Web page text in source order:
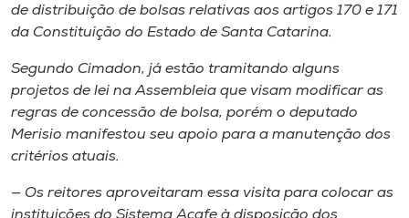
de distribuição de bolsas relativas aos artigos 170 e 171
da Constituição do Estado de Santa Catarina.
Segundo Cimadon, já estão tramitando alguns
projetos de lei na Assembleia que visam modificar as
regras de concessão de bolsa, porém o deputado
Merisio manifestou seu apoio para a manutenção dos
critérios atuais.
— Os reitores aproveitaram essa visita para colocar as